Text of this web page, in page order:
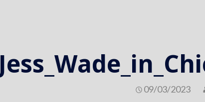
09/03/2023